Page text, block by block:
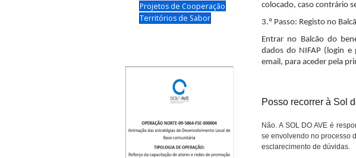
Projetos de Cooperação
Territórios de Sabor
colocado, caso contrário
3.º Passo: Registo no
Entrar no Balcão do
dados do NIFAP (login e
email, para aceder pela
Posso recorrer à Sol
Não. A SOL DO AVE é
se envolvendo no processo
esclarecimento de dúvidas.